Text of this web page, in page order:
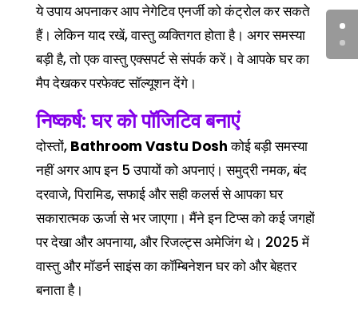
ये उपाय अपनाकर आप नेगेटिव एनर्जी को कंट्रोल कर सकते
हैं। लेकिन याद रखें, वास्तु व्यक्तिगत होता है। अगर समस्या
बड़ी है, तो एक वास्तु एक्सपर्ट से संपर्क करें। वे आपके घर का
मैप देखकर परफेक्ट सॉल्यूशन देंगे।
निष्कर्ष: घर को पॉजिटिव बनाएं
दोस्तों, Bathroom Vastu Doshकोई बड़ी समस्या
नहीं अगर आप इन 5 उपायों को अपनाएं। समुद्री नमक, बंद
दरवाजे, पिरामिड, सफाई और सही कलर्स से आपका घर
सकारात्मक ऊर्जा से भर जाएगा। मैंने इन टिप्स को कई जगहों
पर देखा और अपनाया, और रिजल्ट्स अमेजिंग थे। 2025 में
वास्तु और मॉडर्न साइंस का कॉम्बिनेशन घर को और बेहतर
बनाता है।